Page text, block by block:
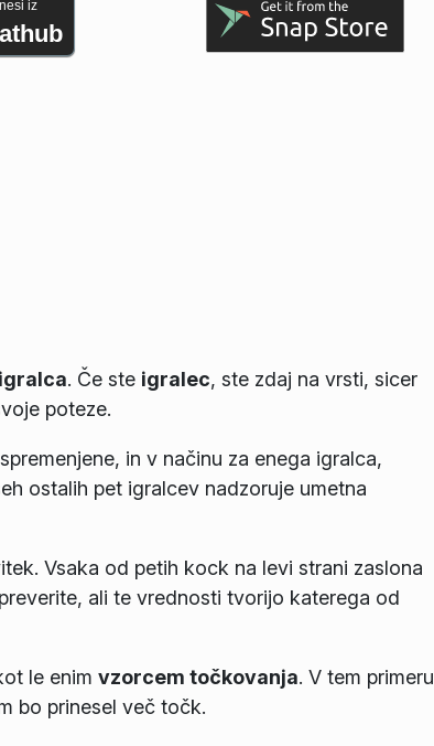
iz
igralca. Če ste igralec, ste zdaj na vrsti, sicer
poteze.
in v načinu za enega igralca,
ostalih pet igralcev nadzoruje umetna
Vsaka od petih kock na levi strani zaslona
ali te vrednosti tvorijo katerega od
le enim vzorcem točkovanja. V tem primeru
bo prinesel več točk.